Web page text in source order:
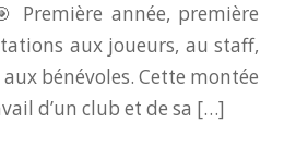
Première année, première
aux joueurs, au staff,
bénévoles. Cette montée
d’un club et de sa […]